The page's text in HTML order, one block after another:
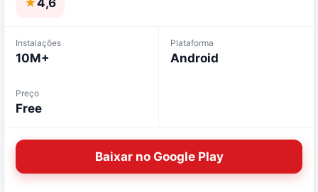
★4,6
Instalações
10M+
Plataforma
Android
Preço
Free
Baixar no Google Play